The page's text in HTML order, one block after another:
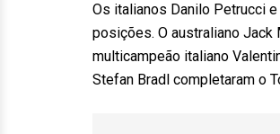
Os italianos Danilo Petrucci
posições. O australiano
multicampeão italiano
Stefan Bradl completaram o